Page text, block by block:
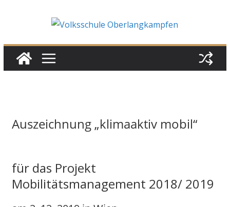
Auszeichnung „klimaaktiv mobil“
für das Projekt
Mobilitätsmanagement 2018/ 2019